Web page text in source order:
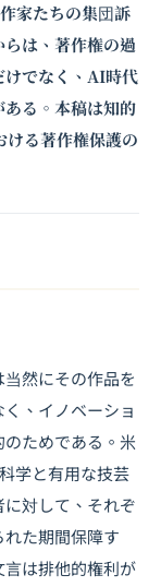
家たちの集団訴
は、著作権の過
けでなく、AI時代
る。本稿は知的
る著作権保護の
然にその作品を
、イノベーショ
ためである。米
学と有用な技芸
対して、それぞ
た期間保障す
は排他的権利が